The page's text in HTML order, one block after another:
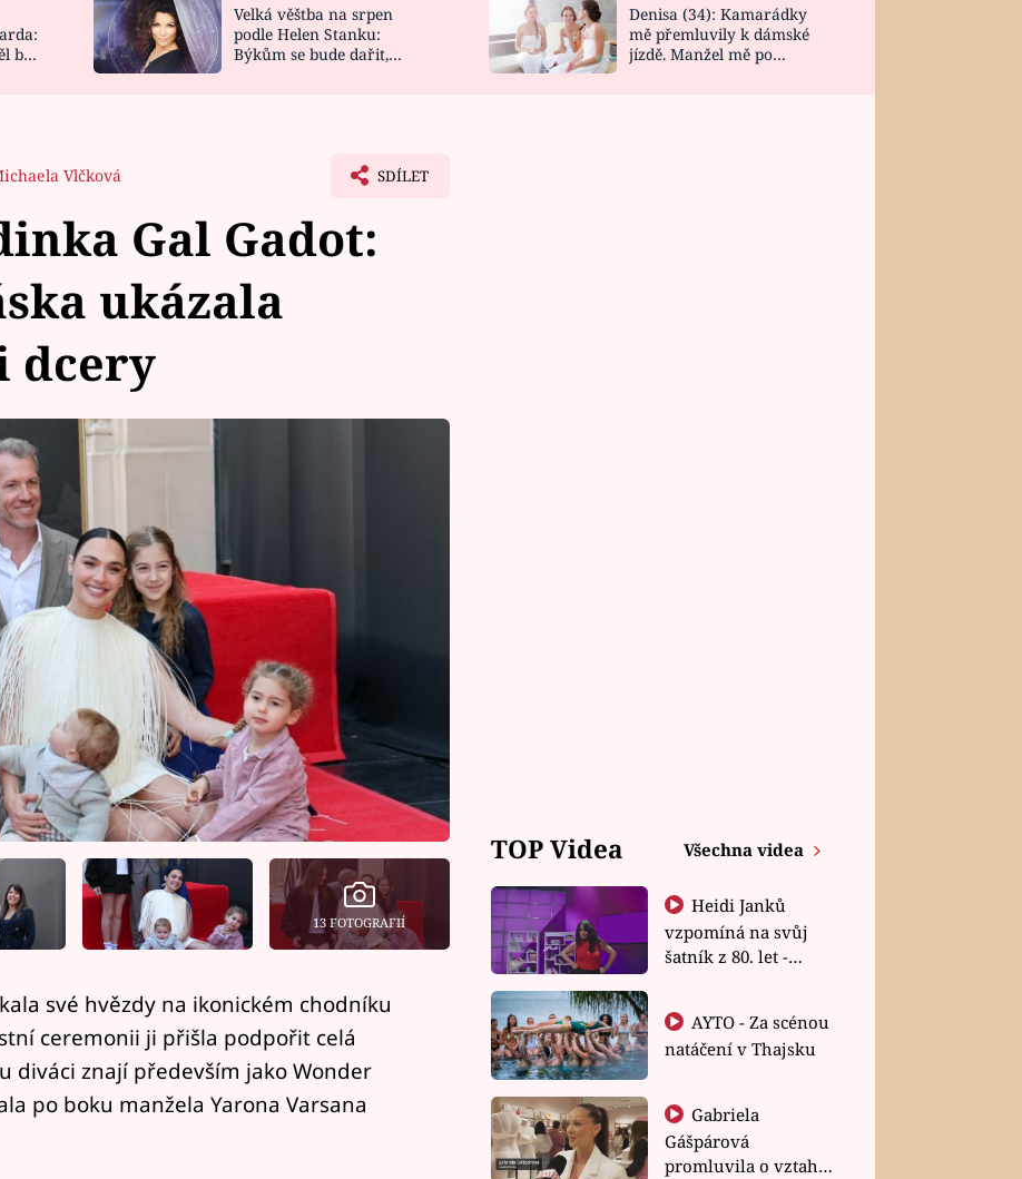
NOVINKY
VIDEORECEPTY
DESIGN
by
Velká věštba na srpen
podle Helen Stanku:
Býkům se bude dařit,
Denisa (34): Kamarádky
mě přemluvily k dámské
jízdě. Manžel mě po
Vlčková SDÍLET
Gal Gadot:
ukázala
dcery
13 FOTOGRAFIÍ
své hvězdy na ikonickém chodníku
ceremonii ji přišla podpořit celá
diváci znají především jako Wonder
po boku manžela Yarona Varsana
TOP Videa Všechna videa
Heidi Janků
vzpomíná na svůj
šatník z 80. let -
natáčení v Thajsku
Gabriela
Gášpárová
promluvila o vztahu